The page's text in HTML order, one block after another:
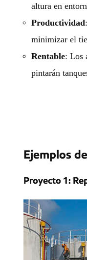
altura en
Productividad
minimizar el
Rentable: Los
pintarán
Ejemplos
Proyecto 1: